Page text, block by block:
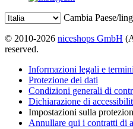
Cambia Paese/
© 2010-2026 niceshops GmbH
reserved.
Informazioni legali e
Protezione dei dati
Condizioni generali di
Dichiarazione di
Impostazioni sulla
Annullare qui i contratti di